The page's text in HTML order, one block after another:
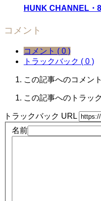
HUNK CHANNEL・
コメント
コメント ( 0 )
トラックバック ( 0 )
この記事へのコメン
この記事へのトラッ
トラックバック URL
名前